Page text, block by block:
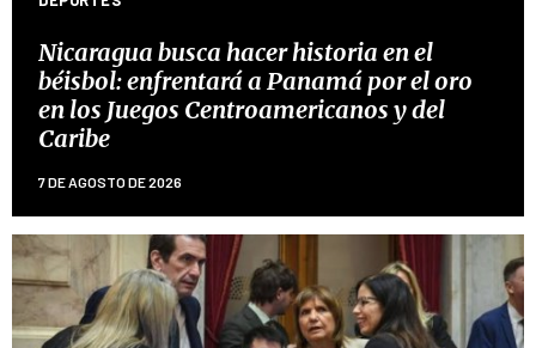
Nicaragua busca hacer historia en el
béisbol: enfrentará a Panamá por el oro
en los Juegos Centroamericanos y del
Caribe
7 DE AGOSTO DE 2026